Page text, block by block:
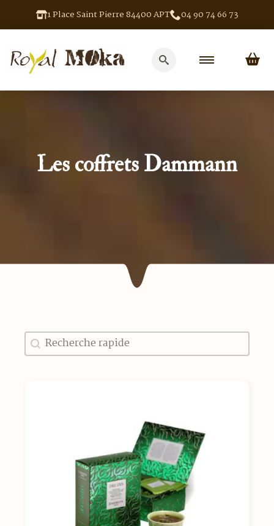
1 Place Saint Pierre 84400 APT 04 90 74 66 73
for:
Les coffrets Dammann
Recherche
Rechercher